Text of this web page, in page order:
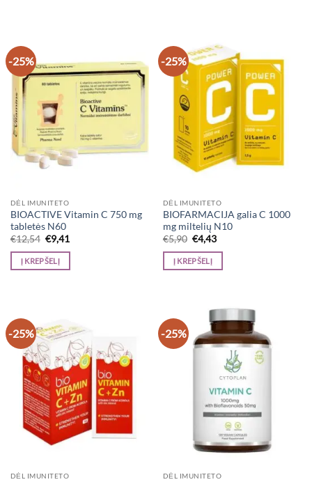
-25%
DĖL IMUNITETO
BIOACTIVE Vitamin C 750 mg
tabletės N60
€12,54 Original
price
was:
€12,54.
€9,41Current
is:
Į KREPŠELĮ
-25%
DĖL IMUNITETO
BIOFARMACIJA galia C 1000
mg miltelių N10
€5,90 Original
price
was:
€5,90.
€4,43Current
is:
Į KREPŠELĮ
-25%
DĖL IMUNITETO
-25%
DĖL IMUNITETO